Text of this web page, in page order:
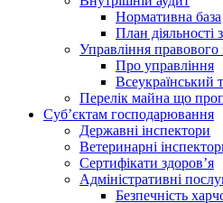
Нормативна база
План діяльності
Управління правового
Про управління
Всеукраїнський
Перелік майна що
Суб’єктам господарювання
Державні інспектори
Ветеринарні
Сертифікати здоров’я
Адміністративні
Безпечність